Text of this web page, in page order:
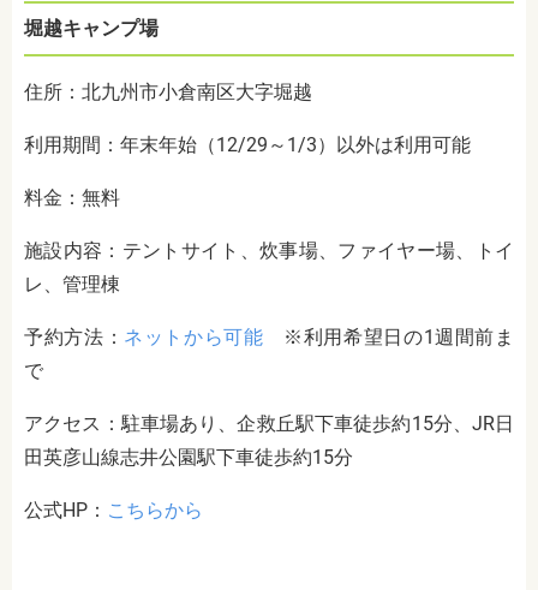
堀越キャンプ場
住所：北九州市小倉南区大字堀越
利用期間：年末年始（12/29～1/3）以外は利用可能
料金：無料
施設内容：テントサイト、炊事場、ファイヤー場、トイ
レ、管理棟
予約方法： ネットから可能 ※利用希望日の1週間前ま
で
アクセス：駐車場あり、企救丘駅下車徒歩約15分、JR日
田英彦山線志井公園駅下車徒歩約15分
公式HP： こちらから